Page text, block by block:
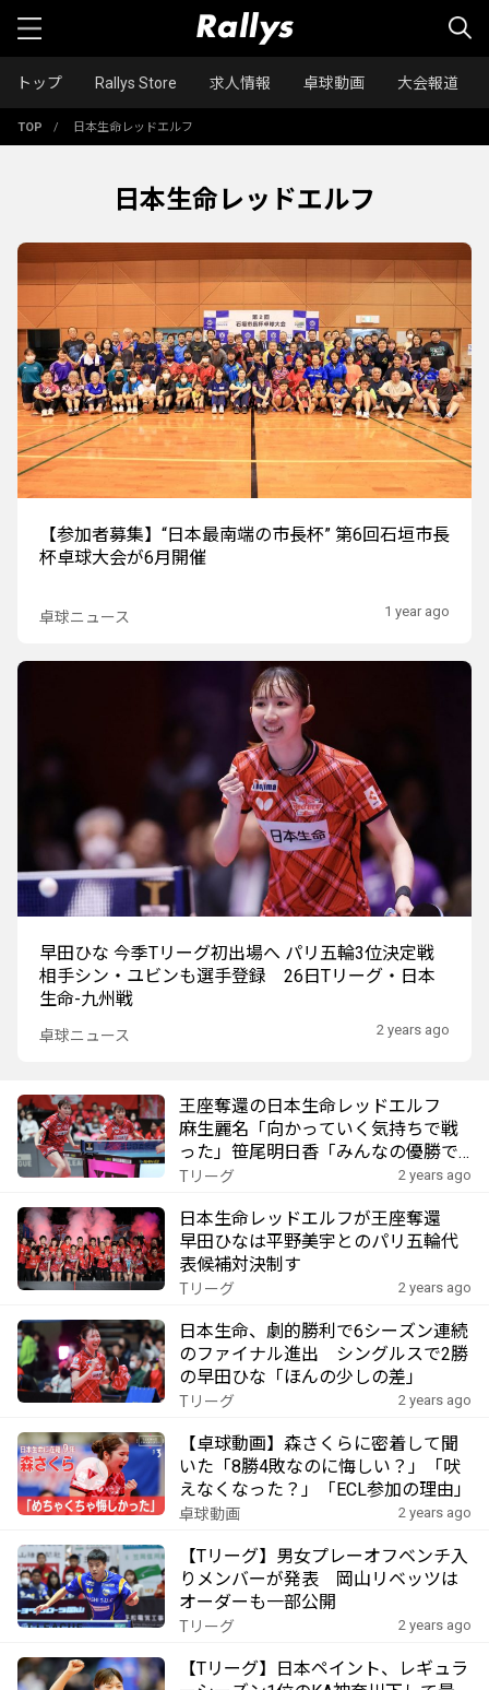
トップ Rallys Store 求人情報 卓球動画 大会報道
TOP / 日本生命レッドエルフ
日本生命レッドエルフ
【参加者募集】“日本最南端の市長杯” 第6回石垣市長
杯卓球大会が6月開催
卓球ニュース 1 year ago
早田ひな 今季Tリーグ初出場へ パリ五輪3位決定戦
相手シン・ユビンも選手登録 26日Tリーグ・日本
生命-九州戦
卓球ニュース 2 years ago
王座奪還の日本生命レッドエルフ
麻生麗名「向かっていく気持ちで戦
った」笹尾明日香「みんなの優勝で
す」ファイナルを戦った選手、監督
Tリーグ 2 years ago
日本生命レッドエルフが王座奪還
早田ひなは平野美宇とのパリ五輪代
表候補対決制す
Tリーグ 2 years ago
日本生命、劇的勝利で6シーズン連続
のファイナル進出 シングルスで2勝
の早田ひな「ほんの少しの差」
Tリーグ 2 years ago
【卓球動画】森さくらに密着して聞
いた「8勝4敗なのに悔しい？」「吠
えなくなった？」「ECL参加の理由」
卓球動画 2 years ago
【Tリーグ】男女プレーオフベンチ入
りメンバーが発表 岡山リベッツは
オーダーも一部公開
Tリーグ 2 years ago
【Tリーグ】日本ペイント、レギュラ